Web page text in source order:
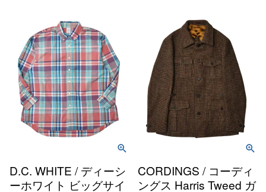
D.C. WHITE / ディーシ
ーホワイト ビッグサイ
CORDINGS / コーディ
ングス Harris Tweed ガ